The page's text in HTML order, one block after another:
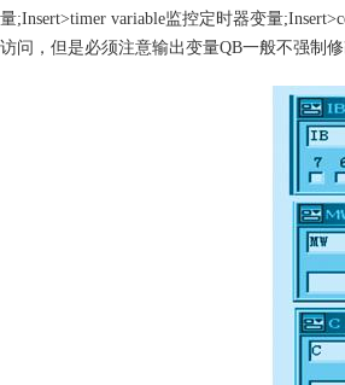
量;Insert>timer variable监控定时器变量
访问，但是必须注意输出变量QB一般不强制修